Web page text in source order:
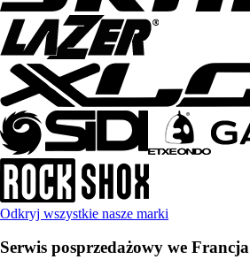
Odkryj wszystkie nasze marki
Serwis posprzedażowy we Francja